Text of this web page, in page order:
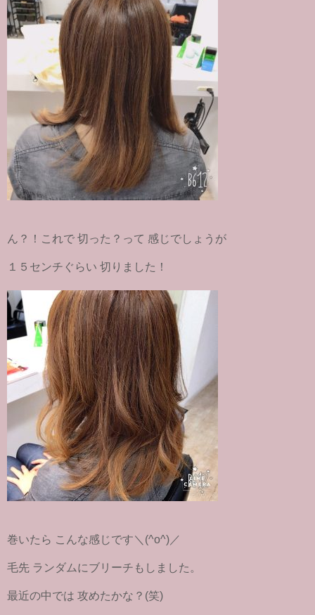
ん？！これで 切った？って 感じでしょうが
１５センチぐらい 切りました！
巻いたら こんな感じです＼(^o^)／
毛先 ランダムにブリーチもしました。
最近の中では 攻めたかな？(笑)